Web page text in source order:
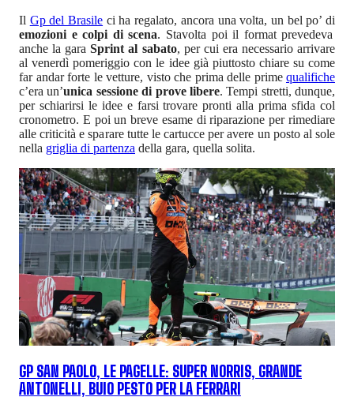
Il Gp del Brasile ci ha regalato, ancora una volta, un bel po’ di
emozioni e colpi di scena. Stavolta poi il format prevedeva
anche la garaSprint al sabato, per cui era necessario arrivare
al venerdì pomeriggio con le idee già piuttosto chiare su come
far andar forte le vetture, visto che prima delle prime qualifiche
c’era un’unica sessione di prove libere. Tempi stretti, dunque,
per schiarirsi le idee e farsi trovare pronti alla prima sfida col
cronometro. E poi un breve esame di riparazione per rimediare
alle criticità e sparare tutte le cartucce per avere un posto al sole
nella griglia di partenza della gara, quella solita.
GP SAN PAOLO, LE PAGELLE: SUPER NORRIS, GRANDE
ANTONELLI, BUIO PESTO PER LA FERRARI